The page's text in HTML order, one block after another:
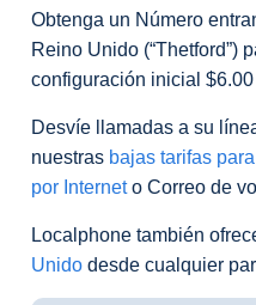
Obtenga un Número
Reino Unido (“Thetford”)
configuración inicial
Desvíe llamadas a su
nuestras bajas tarifas
por Interneto Correo de
Localphone también
Unido desde cualquier